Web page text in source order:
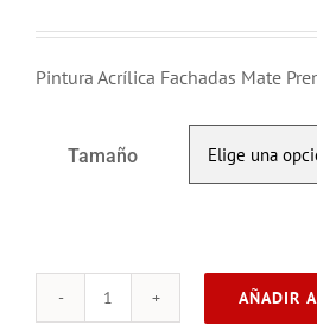
desde
8,51€
con5.00de 5
valoración de
Pintura Acrílica Fachadas Mate
Tamaño
Pintura
AÑADIR